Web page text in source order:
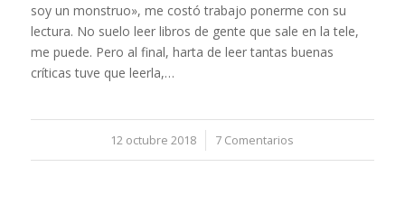
soy un monstruo», me costó trabajo ponerme con su
lectura. No suelo leer libros de gente que sale en la tele,
me puede. Pero al final, harta de leer tantas buenas
críticas tuve que leerla,…
12 octubre 2018
/ 7 Comentarios